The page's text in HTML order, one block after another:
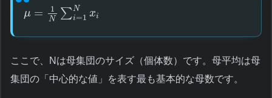
μ = 1
N ∑N
i=1 xi
ここで、Nは母集団のサイズ（個体数）です。母平均は母
集団の「中心的な値」を表す最も基本的な母数です。